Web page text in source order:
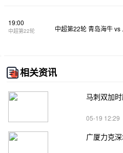
19:00
中超第22轮 中超第22轮 青岛海牛 vs
相关资讯
05-19 12:29